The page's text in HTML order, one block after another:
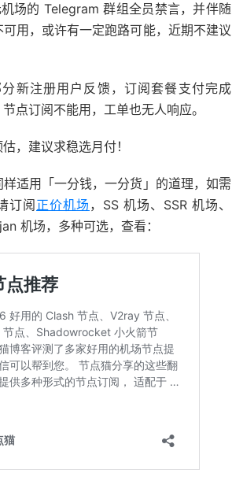
场的 Telegram 群组全员禁言，并伴随
用，或许有一定跑路可能，近期不建议
新注册用户反馈，订阅套餐支付完成
点订阅不能用，工单也无人响应。
，建议求稳选月付！
适用「一分钱，一分货」的道理，如需
订阅正价机场 ，SS 机场、SSR 机场、
机场，多种可选，查看：